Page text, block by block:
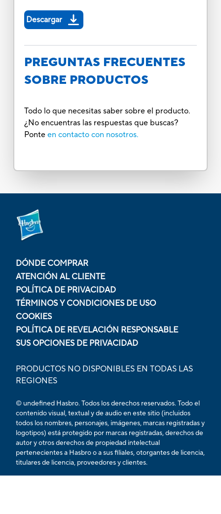
Descargar
PREGUNTAS FRECUENTES
SOBRE PRODUCTOS
Todo lo que necesitas saber sobre el producto.
¿No encuentras las respuestas que buscas?
Ponte en contacto con nosotros.
DÓNDE COMPRAR
ATENCIÓN AL CLIENTE
POLÍTICA DE PRIVACIDAD
TÉRMINOS Y CONDICIONES DE USO
COOKIES
POLÍTICA DE REVELACIÓN RESPONSABLE
SUS OPCIONES DE PRIVACIDAD
PRODUCTOS NO DISPONIBLES EN TODAS LAS
REGIONES
© undefined Hasbro. Todos los derechos reservados. Todo el
contenido visual, textual y de audio en este sitio (incluidos
todos los nombres, personajes, imágenes, marcas registradas y
logotipos) está protegido por marcas registradas, derechos de
autor y otros derechos de propiedad intelectual
pertenecientes a Hasbro o a sus filiales, otorgantes de licencia,
titulares de licencia, proveedores y clientes.